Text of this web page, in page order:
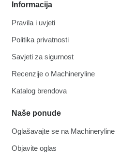
Informacija
Pravila i uvjeti
Politika privatnosti
Savjeti za sigurnost
Recenzije o Machineryline
Katalog brendova
Naše ponude
Oglašavajte se na Machineryline
Objavite oglas